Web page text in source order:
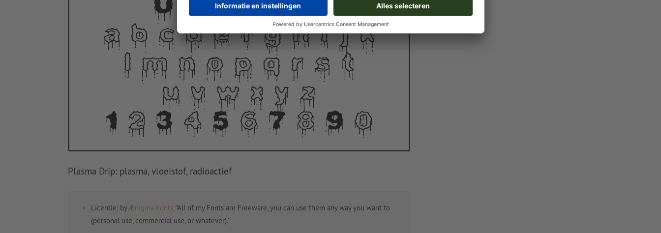
Plasma Drip: plasma, vloeistof, radioactief
Licentie: byÆnigma Fonts, “All of my Fonts are Freeware, you can use them any way you want to
(personal use, commercial use, or whatever).”